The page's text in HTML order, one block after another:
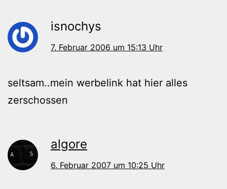
isnochys
7. Februar 2006 um 15:13 Uhr
seltsam..mein werbelink hat hier alles
zerschossen
algore
6. Februar 2007 um 10:25 Uhr